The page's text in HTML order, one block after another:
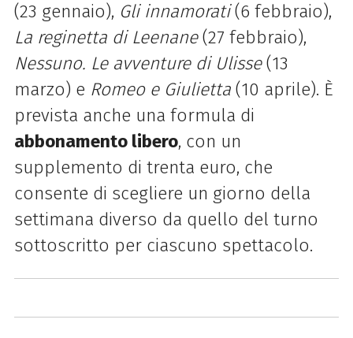
(23 gennaio), Gli innamorati(6 febbraio),
La reginetta di Leenane(27 febbraio),
Nessuno. Le avventure di Ulisse(13
marzo) e Romeo e Giulietta(10 aprile). È
prevista anche una formula di
abbonamento libero, con un
supplemento di trenta euro, che
consente di scegliere un giorno della
settimana diverso da quello del turno
sottoscritto per ciascuno spettacolo.